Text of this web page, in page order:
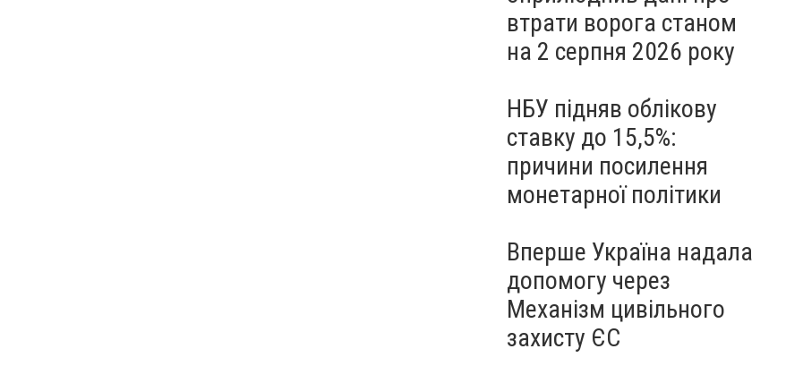
втрати ворога станом
на 2 серпня 2026 року
НБУ підняв облікову
ставку до 15,5%:
причини посилення
монетарної політики
Вперше Україна надала
допомогу через
Механізм цивільного
захисту ЄС